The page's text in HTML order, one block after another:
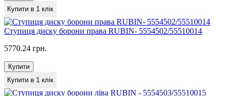
Купити в 1 клік
Ступиця диску борони права RUBIN- 5554502/55510014
5770.24 грн.
Купити
Купити в 1 клік